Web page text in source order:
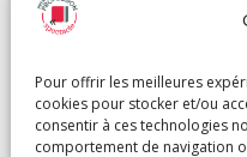
Pour offrir les meilleures
cookies pour stocker et/ou
consentir à ces technologies
comportement de navigation